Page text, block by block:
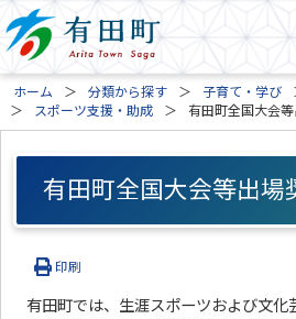
ホーム 分類から探す 子育て・学び
スポーツ支援・助成
有田町全国大会
有田町全国大会等出場
印刷
有田町では、生涯スポーツおよび文化